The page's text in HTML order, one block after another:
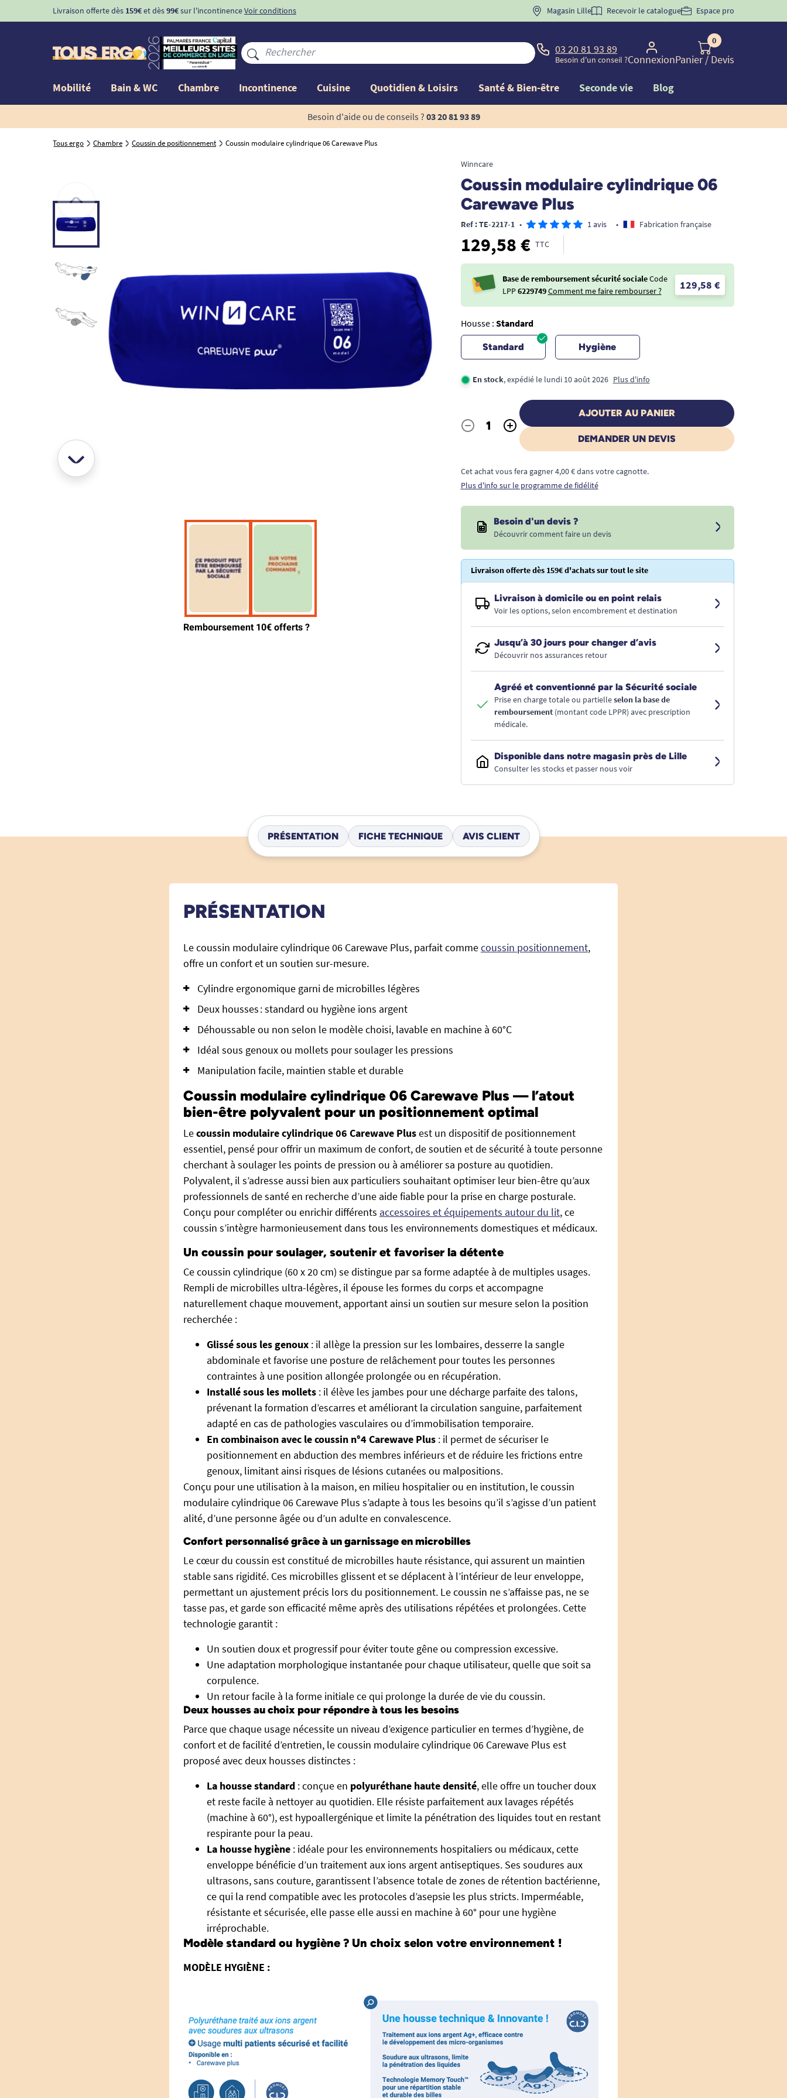
Livraison offerte dès 159€et dès99€sur l'incontinenceVoir conditions BIENVENUE" pourla 1ère commande d'incontinence
Magasin Lille Recevoir le catalogue Espace pro
03 20 81 93 89
Besoin d'un conseil ?Connexion
0
Panier/ Devis
Mobilité Bain & WC Chambre Incontinence Cuisine Quotidien & Loisirs Santé & Bien-être Seconde vie Blog
Besoin d'aide ou de conseils ? 03 20 81 93 89
Tous ergo Chambre Coussin de positionnement Coussin modulaire cylindrique 06 Carewave Plus
Winncare
Coussin modulaire cylindrique 06
Carewave Plus
Ref : TE-2217-1 • 1 avis • Fabrication française
129,58 € TTC
Base de remboursement sécurité socialeCode
LPP6229749Comment me faire rembourser ? 129,58 €
Housse : Standard
Standard Hygiène
En stock, expédié le lundi 10 août 2026 Plus d'info
Quantité
- +
AJOUTER AU PANIER
DEMANDER UN DEVIS
Cet achat vous fera gagner 4,00 € dans votre cagnotte.
Plus d'info sur le programme de fidélité
Besoin d'un devis ?
Découvrir comment faire un devis
Livraison offerte dès 159€ d'achats sur tout le site
Livraison à domicile ou en point relais
Voir les options, selon encombrement et destination
Jusqu’à 30 jours pour changer d’avis
Découvrir nos assurances retour
Agréé et conventionné par la Sécurité sociale
Prise en charge totale ou partielleselon la base de
remboursement (montant code LPPR) avec prescription
médicale.
Disponible dans notre magasin près de Lille
Consulter les stocks et passer nous voir
PRÉSENTATION FICHE TECHNIQUE AVIS CLIENT
PRÉSENTATION
Le coussin modulaire cylindrique 06 Carewave Plus, parfait commecoussin positionnement,
offre un confort et un soutien sur-mesure.
Cylindre ergonomique garni de microbilles légères
Deux housses : standard ou hygiène ions argent
Déhoussable ou non selon le modèle choisi, lavable en machine à 60°C
Idéal sous genoux ou mollets pour soulager les pressions
Manipulation facile, maintien stable et durable
Coussin modulaire cylindrique 06 Carewave Plus — l’atout
bien-être polyvalent pour un positionnement optimal
Lecoussin modulaire cylindrique 06 Carewave Plusest un dispositif de positionnement
essentiel, pensé pour offrir un maximum de confort, de soutien et de sécurité à toute personne
cherchant à soulager les points de pression ou à améliorer sa posture au quotidien.
Polyvalent, il s’adresse aussi bien aux particuliers souhaitant optimiser leur bien-être qu’aux
professionnels de santé en recherche d’une aide fiable pour la prise en charge posturale.
Conçu pour compléter ou enrichir différents accessoires et équipements autour du lit, ce
coussin s’intègre harmonieusement dans tous les environnements domestiques et médicaux.
Un coussin pour soulager, soutenir et favoriser la détente
Ce coussin cylindrique (60 x 20 cm) se distingue par sa forme adaptée à de multiples usages.
Rempli de microbilles ultra-légères, il épouse les formes du corps et accompagne
naturellement chaque mouvement, apportant ainsi un soutien sur mesure selon la position
recherchée :
Glissé sous les genoux : il allège la pression sur les lombaires, desserre la sangle
abdominale et favorise une posture de relâchement pour toutes les personnes
contraintes à une position allongée prolongée ou en récupération.
Installé sous les mollets : il élève les jambes pour une décharge parfaite des talons,
prévenant la formation d’escarres et améliorant la circulation sanguine, parfaitement
adapté en cas de pathologies vasculaires ou d’immobilisation temporaire.
En combinaison avec le coussin n°4 Carewave Plus : il permet de sécuriser le
positionnement en abduction des membres inférieurs et de réduire les frictions entre
genoux, limitant ainsi risques de lésions cutanées ou malpositions.
Conçu pour une utilisation à la maison, en milieu hospitalier ou en institution, le coussin
modulaire cylindrique 06 Carewave Plus s’adapte à tous les besoins qu’il s’agisse d’un patient
alité, d’une personne âgée ou d’un adulte en convalescence.
Confort personnalisé grâce à un garnissage en microbilles
Le cœur du coussin est constitué de microbilles haute résistance, qui assurent un maintien
stable sans rigidité. Ces microbilles glissent et se déplacent à l’intérieur de leur enveloppe,
permettant un ajustement précis lors du positionnement. Le coussin ne s’affaisse pas, ne se
tasse pas, et garde son efficacité même après des utilisations répétées et prolongées. Cette
technologie garantit :
Un soutien doux et progressif pour éviter toute gêne ou compression excessive.
Une adaptation morphologique instantanée pour chaque utilisateur, quelle que soit sa
corpulence.
Un retour facile à la forme initiale ce qui prolonge la durée de vie du coussin.
Deux housses au choix pour répondre à tous les besoins
Parce que chaque usage nécessite un niveau d’exigence particulier en termes d’hygiène, de
confort et de facilité d’entretien, le coussin modulaire cylindrique 06 Carewave Plus est
proposé avec deux housses distinctes :
La housse standard : conçue en polyuréthane haute densité, elle offre un toucher doux
et reste facile à nettoyer au quotidien. Elle résiste parfaitement aux lavages répétés
(machine à 60°), est hypoallergénique et limite la pénétration des liquides tout en restant
respirante pour la peau.
La housse hygiène : idéale pour les environnements hospitaliers ou médicaux, cette
enveloppe bénéficie d’un traitement aux ions argent antiseptiques. Ses soudures aux
ultrasons, sans couture, garantissent l’absence totale de zones de rétention bactérienne,
ce qui la rend compatible avec les protocoles d’asepsie les plus stricts. Imperméable,
résistante et sécurisée, elle passe elle aussi en machine à 60° pour une hygiène
irréprochable.
Modèle standard ou hygiène ? Un choix selon votre environnement !
MODÈLE HYGIÈNE :